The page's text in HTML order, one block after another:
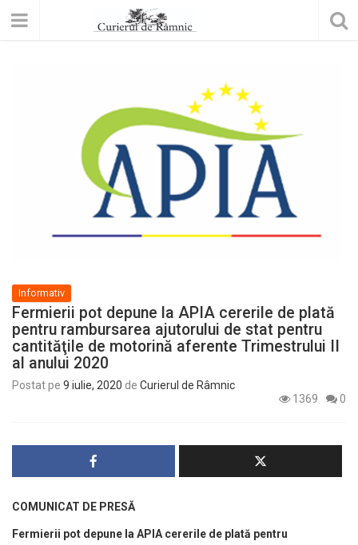
Informativ
Fermierii pot depune la APIA cererile de plată
pentru rambursarea ajutorului de stat pentru
cantităţile de motorină aferente Trimestrului II
al anului 2020
Postat pe 9 iulie, 2020 de Curierul de Râmnic
1369
0
COMUNICAT DE PRESĂ
Fermierii pot depune la APIA cererile de plată pentru